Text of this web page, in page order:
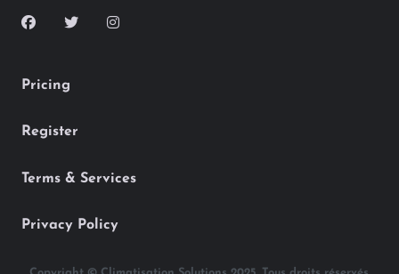
Pricing
Register
Terms & Services
Privacy Policy